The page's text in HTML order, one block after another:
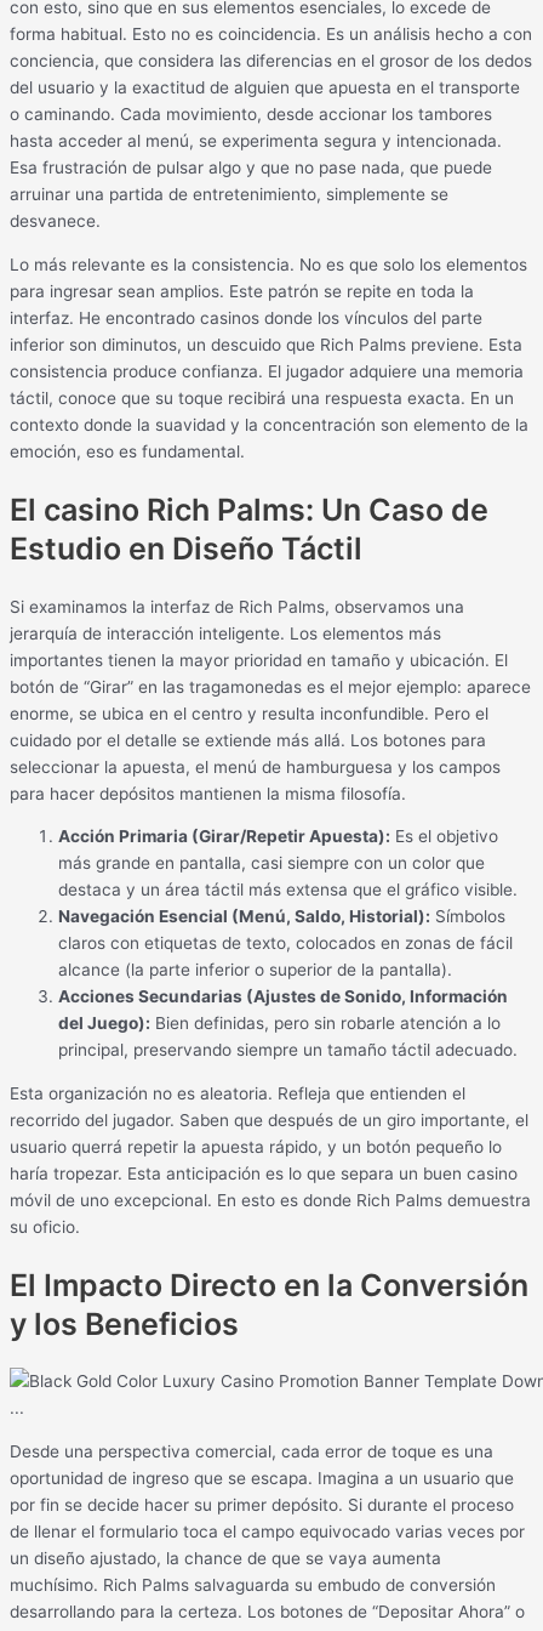
con esto, sino que en sus elementos esenciales, lo excede de
forma habitual. Esto no es coincidencia. Es un análisis hecho a con
conciencia, que considera las diferencias en el grosor de los dedos
del usuario y la exactitud de alguien que apuesta en el transporte
o caminando. Cada movimiento, desde accionar los tambores
hasta acceder al menú, se experimenta segura y intencionada.
Esa frustración de pulsar algo y que no pase nada, que puede
arruinar una partida de entretenimiento, simplemente se
desvanece.
Lo más relevante es la consistencia. No es que solo los elementos
para ingresar sean amplios. Este patrón se repite en toda la
interfaz. He encontrado casinos donde los vínculos del parte
inferior son diminutos, un descuido que Rich Palms previene. Esta
consistencia produce confianza. El jugador adquiere una memoria
táctil, conoce que su toque recibirá una respuesta exacta. En un
contexto donde la suavidad y la concentración son elemento de la
emoción, eso es fundamental.
El casino Rich Palms: Un Caso de
Estudio en Diseño Táctil
Si examinamos la interfaz de Rich Palms, observamos una
jerarquía de interacción inteligente. Los elementos más
importantes tienen la mayor prioridad en tamaño y ubicación. El
botón de “Girar” en las tragamonedas es el mejor ejemplo: aparece
enorme, se ubica en el centro y resulta inconfundible. Pero el
cuidado por el detalle se extiende más allá. Los botones para
seleccionar la apuesta, el menú de hamburguesa y los campos
para hacer depósitos mantienen la misma filosofía.
Acción Primaria (Girar/Repetir Apuesta): Es el objetivo
más grande en pantalla, casi siempre con un color que
destaca y un área táctil más extensa que el gráfico visible.
Navegación Esencial (Menú, Saldo, Historial): Símbolos
claros con etiquetas de texto, colocados en zonas de fácil
alcance (la parte inferior o superior de la pantalla).
Acciones Secundarias (Ajustes de Sonido, Información
del Juego): Bien definidas, pero sin robarle atención a lo
principal, preservando siempre un tamaño táctil adecuado.
Esta organización no es aleatoria. Refleja que entienden el
recorrido del jugador. Saben que después de un giro importante, el
usuario querrá repetir la apuesta rápido, y un botón pequeño lo
haría tropezar. Esta anticipación es lo que separa un buen casino
móvil de uno excepcional. En esto es donde Rich Palms demuestra
su oficio.
El Impacto Directo en la Conversión
y los Beneficios
Desde una perspectiva comercial, cada error de toque es una
oportunidad de ingreso que se escapa. Imagina a un usuario que
por fin se decide hacer su primer depósito. Si durante el proceso
de llenar el formulario toca el campo equivocado varias veces por
un diseño ajustado, la chance de que se vaya aumenta
muchísimo. Rich Palms salvaguarda su embudo de conversión
desarrollando para la certeza. Los botones de “Depositar Ahora” o